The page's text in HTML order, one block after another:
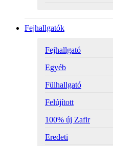
Fejhallgatók
Fejhallgató
Egyéb
Fülhallgató
Felújított
100% új Zafir
Eredeti